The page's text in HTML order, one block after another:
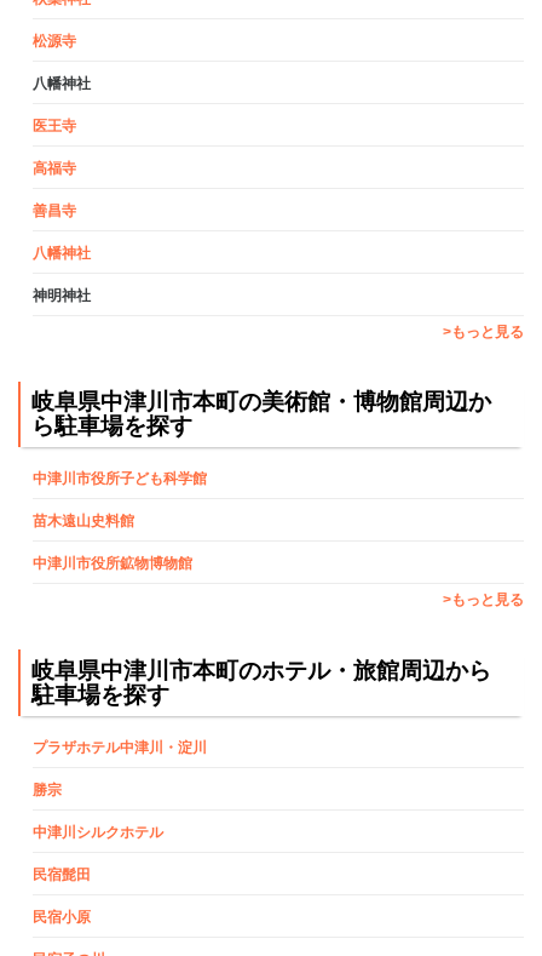
松源寺
八幡神社
医王寺
高福寺
善昌寺
八幡神社
神明神社
>もっと見る
岐阜県中津川市本町の美術館・博物館周辺か
ら駐車場を探す
中津川市役所子ども科学館
苗木遠山史料館
中津川市役所鉱物博物館
>もっと見る
岐阜県中津川市本町のホテル・旅館周辺から
駐車場を探す
プラザホテル中津川・淀川
勝宗
中津川シルクホテル
民宿髭田
民宿小原